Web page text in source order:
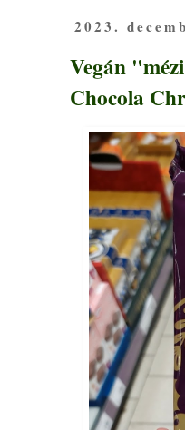
2023.
Vegán
Chocola